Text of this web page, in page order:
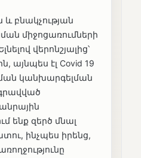
բնակչության
միջոցառումների
վերոնշյալից՝
այնպես էլ Covid 19
կանխարգելման
ենք զերծ մնալ
ինչպես իրենց,